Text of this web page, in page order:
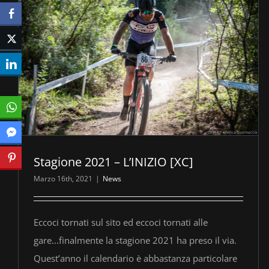
Stagione 2021 – L’INIZIO [XC]
Marzo 16th, 2021 | News
Eccoci tornati sul sito ed eccoci tornati alle
gare...finalmente la stagione 2021 ha preso il via.
Quest’anno il calendario è abbastanza particolare